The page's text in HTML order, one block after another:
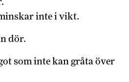
inte i vikt.
dör.
som inte kan gråta över